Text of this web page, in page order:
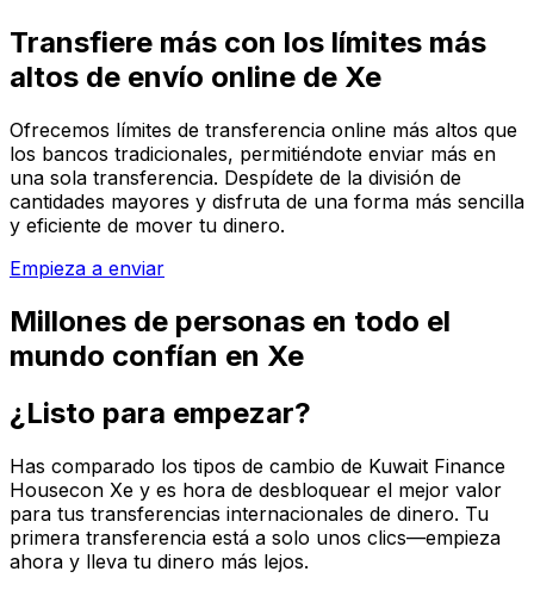
Transfiere más con los límites más
altos de envío online de Xe
Ofrecemos límites de transferencia online más altos que
los bancos tradicionales, permitiéndote enviar más en
una sola transferencia. Despídete de la división de
cantidades mayores y disfruta de una forma más sencilla
y eficiente de mover tu dinero.
Empieza a enviar
Millones de personas en todo el
mundo confían en Xe
¿Listo para empezar?
Has comparado los tipos de cambio de Kuwait Finance
Housecon Xe y es hora de desbloquear el mejor valor
para tus transferencias internacionales de dinero. Tu
primera transferencia está a solo unos clics—empieza
ahora y lleva tu dinero más lejos.